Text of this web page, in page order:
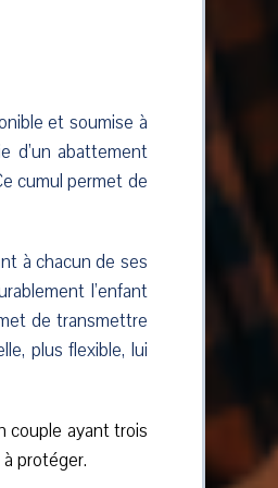
et soumise à
d’un abattement
cumul permet de
à chacun de ses
l’enfant
de transmettre
plus flexible, lui
couple ayant trois
protéger.